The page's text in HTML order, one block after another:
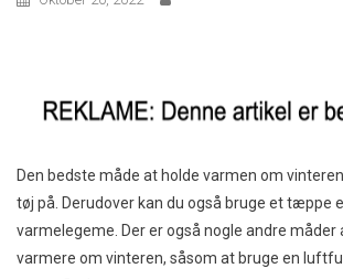
Den bedste måde at holde varmen om
tøj på. Derudover kan du også bruge et tæppe
varmelegeme. Der er også nogle andre måder
varmere om vinteren, såsom at bruge en